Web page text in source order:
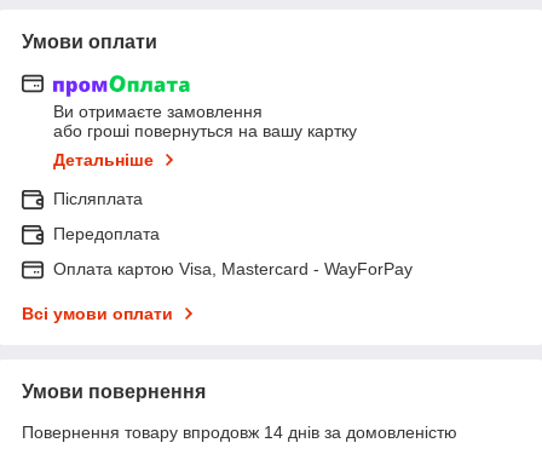
Умови оплати
Ви отримаєте замовлення
або гроші повернуться на вашу картку
Детальніше
Післяплата
Передоплата
Оплата картою Visa, Mastercard - WayForPay
Всі умови оплати
Умови повернення
Повернення товару впродовж 14 днів за домовленістю